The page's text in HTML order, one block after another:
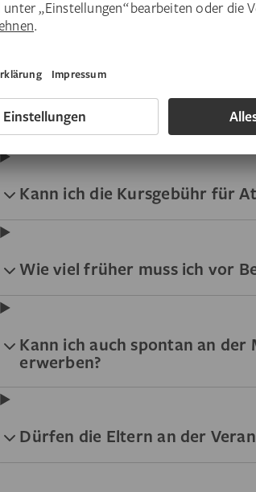
Muss ich bei Workshops
Kann ich die Kursgebühr für
Wie viel früher muss ich vor
Kann ich auch spontan an der
erwerben?
Dürfen die Eltern an der